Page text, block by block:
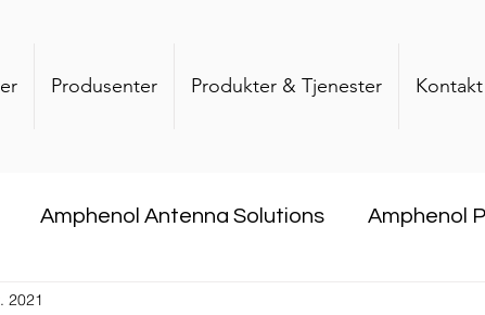
Produsenter Produkter & Tjenester
Amphenol Antenna Solutions Amphenol
2021